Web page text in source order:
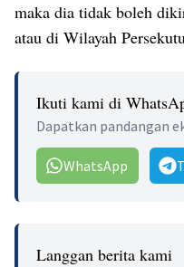
maka dia tidak boleh
atau di Wilayah
Ikuti kami di
Dapatkan pandangan
WhatsApp
Langgan berita kami